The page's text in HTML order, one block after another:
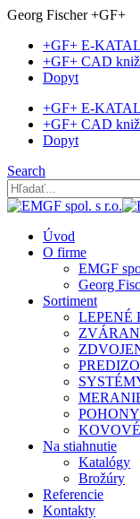
Georg Fischer +GF+
+GF+ E-
+GF+ CAD
Dopyt
+GF+ E-
+GF+ CAD
Dopyt
Search
Úvod
O firme
EMGF
Georg
Sortiment
LEPENÉ
POHONY
Na stiahnutie
Katalógy
Brožúry
Referencie
Kontakty